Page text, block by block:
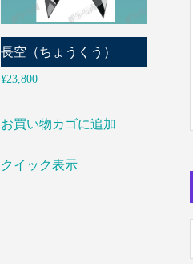
長空（ちょうくう）
¥23,800
お買い物カゴに追加
クイック表示